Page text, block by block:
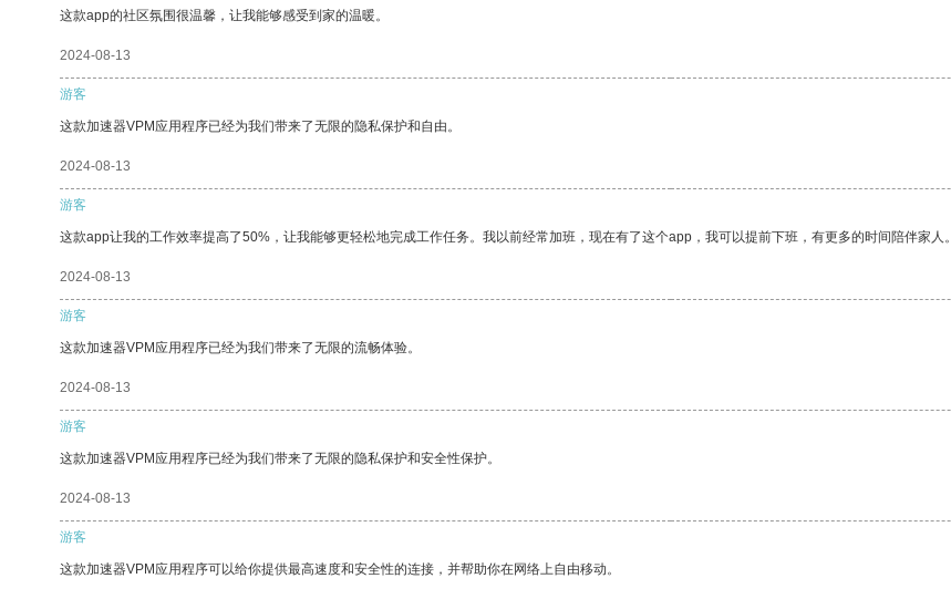
这款app的社区氛围很温馨，让我能够感受到家的温暖。
2024-08-13
游客
这款加速器VPM应用程序已经为我们带来了无限的隐私保护和自由。
2024-08-13
游客
这款app让我的工作效率提高了50%，让我能够更轻松地完成工作任务。我以前经常加班，现在有了这个app，我可以提前下班，有更多的时间陪伴家人。
2024-08-13
游客
这款加速器VPM应用程序已经为我们带来了无限的流畅体验。
2024-08-13
游客
这款加速器VPM应用程序已经为我们带来了无限的隐私保护和安全性保护。
2024-08-13
游客
这款加速器VPM应用程序可以给你提供最高速度和安全性的连接，并帮助你在网络上自由移动。